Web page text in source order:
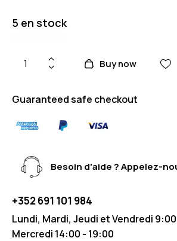
5 en stock
Buy now
Guaranteed safe checkout
Besoin d'aide ? Appelez-
+352 691 101 984
Lundi, Mardi, Jeudi et Vendredi
Mercredi 14:00 - 19:00